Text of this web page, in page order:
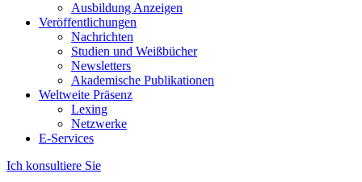
Ausbildung Anzeigen
Veröffentlichungen
Nachrichten
Studien und Weißbücher
Newsletters
Akademische Publikationen
Weltweite Präsenz
Lexing
Netzwerke
E-Services
Ich konsultiere Sie